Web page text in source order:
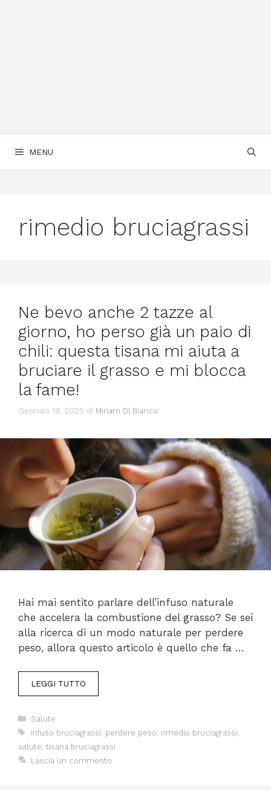
MENU
rimedio bruciagrassi
Ne bevo anche 2 tazze al
giorno, ho perso già un paio di
chili: questa tisana mi aiuta a
bruciare il grasso e mi blocca
la fame!
Gennaio 19, 2025 di Miriam Di Bianco
Hai mai sentito parlare dell’infuso naturale
che accelera la combustione del grasso? Se sei
alla ricerca di un modo naturale per perdere
peso, allora questo articolo è quello che fa …
LEGGI TUTTO
Categorie
Salute
Tag
infuso bruciagrassi perdere peso rimedio bruciagrassi
salute tisana bruciagrassi
Lascia un commento